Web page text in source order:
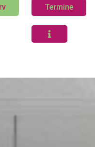
Termine